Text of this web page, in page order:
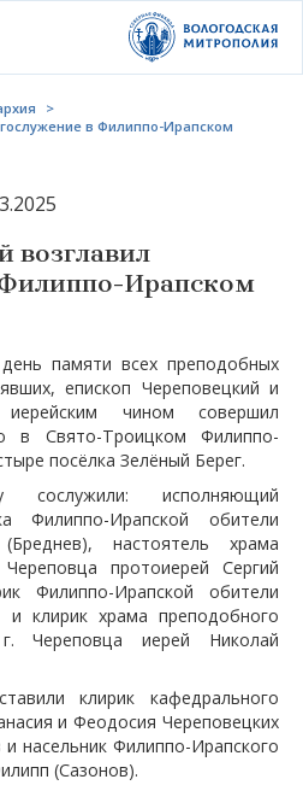
>
в Филиппо-Ирапском
возглавил
Ирапском
памяти всех преподобных
епископ Череповецкий и
иерейским чином совершил
в Свято-Троицком Филиппо-
посёлка Зелёный Берег.
сослужили: исполняющий
Филиппо-Ирапской обители
настоятель храма
протоиерей Сергий
Филиппо-Ирапской обители
клирик храма преподобного
Череповца иерей Николай
клирик кафедрального
и Феодосия Череповецких
насельник Филиппо-Ирапского
(Сазонов).